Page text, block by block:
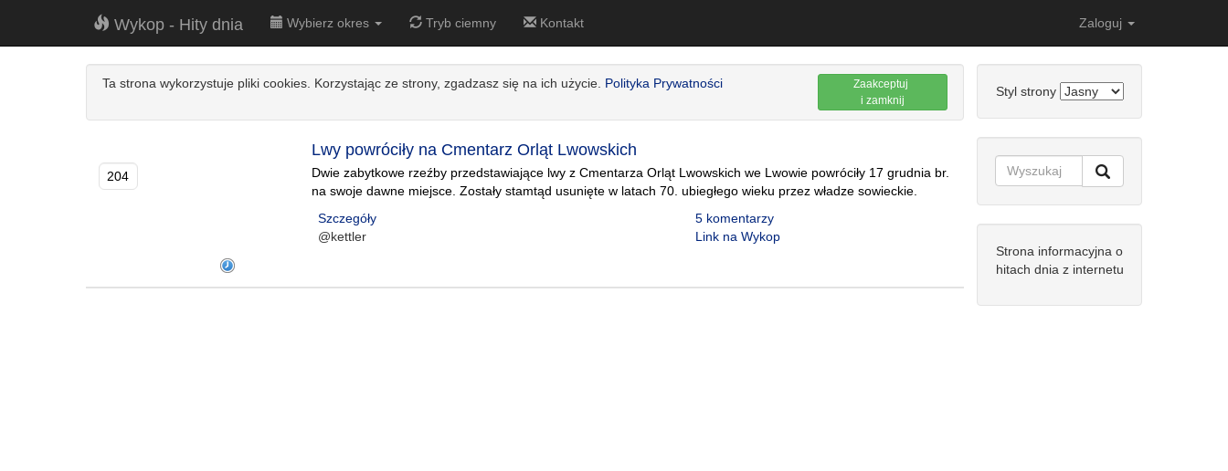
Wykop - Hity dnia Wybierz okres Tryb ciemny Kontakt Zaloguj
Ta strona wykorzystuje pliki cookies. Korzystając ze strony, zgadzasz się na ich użycie. Polityka Prywatności
Zaakceptuj
i zamknij
204
Lwy powróciły na Cmentarz Orląt Lwowskich
Dwie zabytkowe rzeźby przedstawiające lwy z Cmentarza Orląt Lwowskich we Lwowie powróciły 17 grudnia br.
na swoje dawne miejsce. Zostały stamtąd usunięte w latach 70. ubiegłego wieku przez władze sowieckie.
Szczegóły
@kettler
5 komentarzy
Link na Wykop
Styl strony
Strona informacyjna o
hitach dnia z internetu